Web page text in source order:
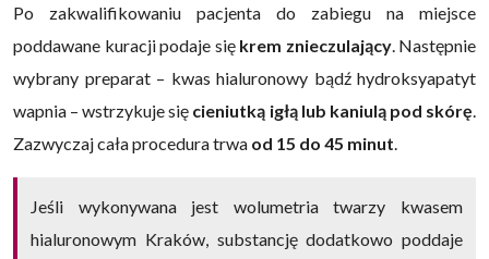
Po zakwalifikowaniu pacjenta do zabiegu na miejsce
poddawane kuracji podaje się krem znieczulający. Następnie
wybrany preparat – kwas hialuronowy bądź hydroksyapatyt
wapnia – wstrzykuje się cieniutką igłą lub kaniulą pod skórę
Zazwyczaj cała procedura trwa od 15 do 45 minut
Jeśli wykonywana jest wolumetria twarzy kwasem
hialuronowym Kraków, substancję dodatkowo poddaje